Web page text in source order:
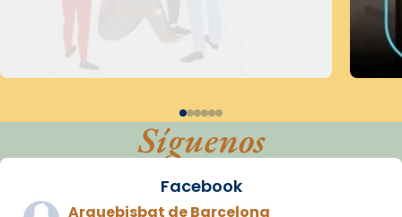
Síguenos
Facebook
Arquebisbat de Barcelona